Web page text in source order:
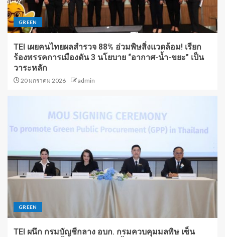
GREEN
TEI เผยคนไทยผลสำรวจ 88% อ่วมพิษสิ่งแวดล้อม! เรียก
ร้องพรรคการเมืองดัน 3 นโยบาย “อากาศ-น้ำ-ขยะ” เป็น
วาระหลัก
20 มกราคม 2026 admin
GREEN
TEI ผนึก กรมบัญชีกลาง อบก. กรมควบคุมมลพิษ เซ็น